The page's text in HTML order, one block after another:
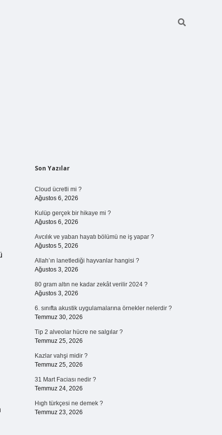
Sidebar
Son Yazılar
Cloud ücretli mi ?
Ağustos 6, 2026
Kulüp gerçek bir hikaye mi ?
Ağustos 6, 2026
Avcılık ve yaban hayatı bölümü ne iş yapar ?
Ağustos 5, 2026
Allah’ın lanetlediği hayvanlar hangisi ?
Ağustos 3, 2026
80 gram altın ne kadar zekât verilir 2024 ?
Ağustos 3, 2026
6. sınıfta akustik uygulamalarına örnekler nelerdir ?
Temmuz 30, 2026
Tip 2 alveolar hücre ne salgılar ?
Temmuz 25, 2026
Kazlar vahşi midir ?
Temmuz 25, 2026
31 Mart Faciası nedir ?
Temmuz 24, 2026
Hıgh türkçesi ne demek ?
Temmuz 23, 2026